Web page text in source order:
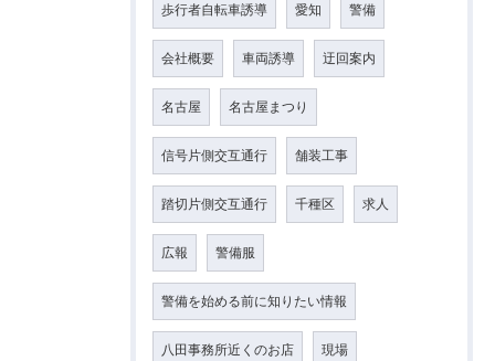
歩行者自転車誘導 愛知 警備
会社概要 車両誘導 迂回案内
名古屋 名古屋まつり
信号片側交互通行 舗装工事
踏切片側交互通行 千種区 求人
広報 警備服
警備を始める前に知りたい情報
八田事務所近くのお店 現場